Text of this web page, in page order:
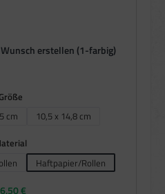
erstellen (1-farbig)
Größeauswählen
cm
10,5 x 14,8 cm
Haftpapier/Rollen
Preis:
€